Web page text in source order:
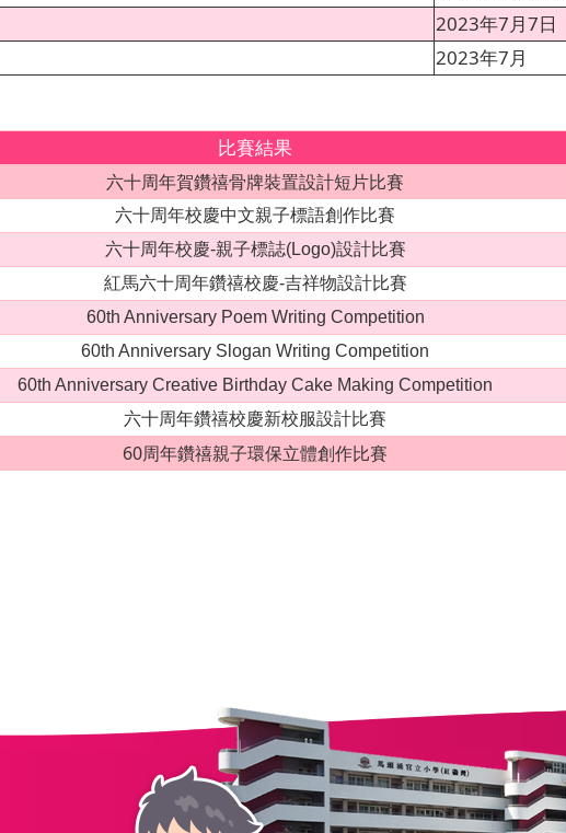
2023年7月7日
2023年7月
比賽結果
六十周年賀鑽禧骨牌裝置設計短片比賽
六十周年校慶中文親子標語創作比賽
六十周年校慶-親子標誌(Logo)設計比賽
紅馬六十周年鑽禧校慶-吉祥物設計比賽
60th Anniversary Poem Writing Competition
60th Anniversary Slogan Writing Competition
60th Anniversary Creative Birthday Cake Making Competition
六十周年鑽禧校慶新校服設計比賽
60周年鑽禧親子環保立體創作比賽